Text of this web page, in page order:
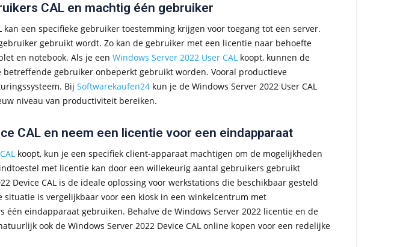
CAL en machtig één gebruiker
kan een specifieke gebruiker toestemming krijgen voor toegang tot een server.
gebruikt wordt. Zo kan de gebruiker met een licentie naar behoefte
en notebook. Als je een Windows Server 2022 User CAL koopt, kunnen de
gebruiker onbeperkt gebruikt worden. Vooral productieve
Bij Softwarekaufen24 kun je de Windows Server 2022 User CAL
niveau van productiviteit bereiken.
CAL en neem een licentie voor een eindapparaat
koopt, kun je een specifiek client-apparaat machtigen om de mogelijkheden
met licentie kan door een willekeurig aantal gebruikers gebruikt
Device CAL is de ideale oplossing voor werkstations die beschikbaar gesteld
is vergelijkbaar voor een kiosk in een winkelcentrum met
eindapparaat gebruiken. Behalve de Windows Server 2022 licentie en de
ook de Windows Server 2022 Device CAL online kopen voor een redelijke